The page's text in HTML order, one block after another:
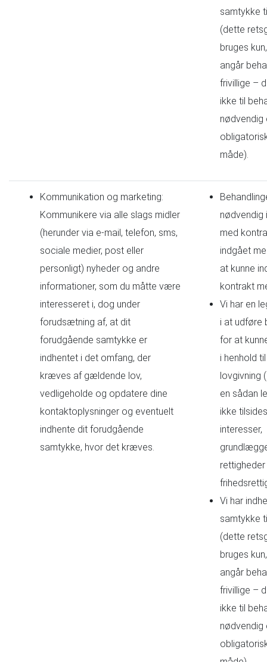
samtykke
(dette
bruges
angår
frivillige –
ikke til
nødvendig
måde).
Kommunikation og marketing:
Kommunikere via alle slags midler
(herunder via e-mail, telefon, sms,
sociale medier, post eller
personligt) nyheder og andre
informationer, som du måtte være
interesseret i, dog under
forudsætning af, at dit
forudgående samtykke er
indhentet i det omfang, der
kræves af gældende lov,
vedligeholde og opdatere dine
kontaktoplysninger og eventuelt
indhente dit forudgående
samtykke, hvor det kræves.
nødvendig
med
indgået
at kunne
kontrakt
Vi har en
i at udføre
for at
i henhold
lovgivning
en sådan
ikke
interesser,
rettigheder
Vi har
samtykke
(dette
bruges
angår
frivillige –
ikke til
nødvendig